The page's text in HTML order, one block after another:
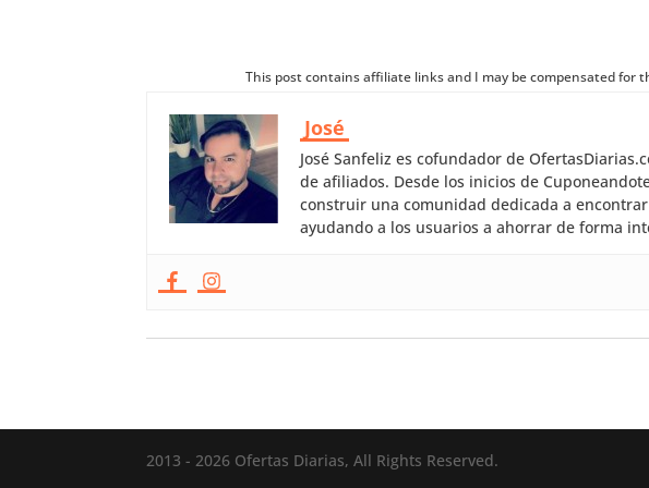
This post contains affiliate links and I may be compensated for
José
José Sanfeliz es cofundador de
de afiliados. Desde los inicios de
construir una comunidad dedicada a
ayudando a los usuarios a ahorrar de forma
2013 - 2026 Ofertas Diarias, All Rights Reserved.